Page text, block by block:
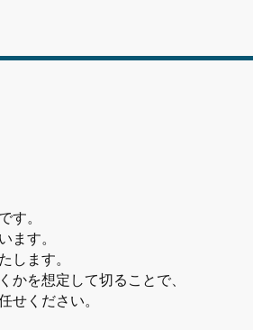
。
す。
ます。
を想定して切ることで、
ください。